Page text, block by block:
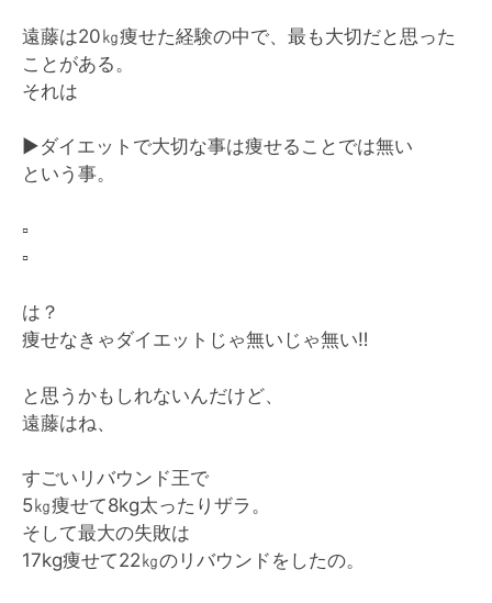
遠藤は20㎏痩せた経験の中で、最も大切だと思った
ことがある。
それは
▶️ダイエットで大切な事は痩せることでは無い
という事。
▫️
▫️
は？
痩せなきゃダイエットじゃ無いじゃ無い‼︎
と思うかもしれないんだけど、
遠藤はね、
すごいリバウンド王で
5㎏痩せて8kg太ったりザラ。
そして最大の失敗は
17kg痩せて22㎏のリバウンドをしたの。